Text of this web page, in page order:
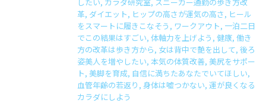
革, ダイエット, ヒップの高さが運気の高さ, ヒール
をスマートに履きこなそう , ワークアウト, 一泊二日
でこの結果はすごい, 体軸力を上げよう , 健康, 働き
方の改革は歩き方から, 女は背中で艶を出して, 後ろ
姿美人を増やしたい, 本気の体質改善, 美尻をサポー
ト, 美脚を育成, 自信に満ちたあなたでいてほしい,
血管年齢の若返り , 身体は嘘つかない, 運が良くなる
カラダにしよう